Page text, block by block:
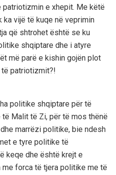
e xhepit. Me këtë
ka vijë të kuqe në veprimin
që shtrohet është se ku
shqiptare dhe i atyre
më parë e kishin gojën plot
të patriotizmit?!
politike shqiptare për të
Malit të Zi, për të mos thënë
marrëzi politike, bie ndesh
e tyre politike të
keqe dhe është krejt e
forca të tjera politike me të